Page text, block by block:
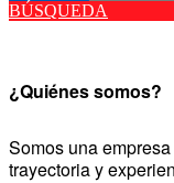
BÚSQUEDA
¿Quiénes somos?
Somos una
trayectoria y